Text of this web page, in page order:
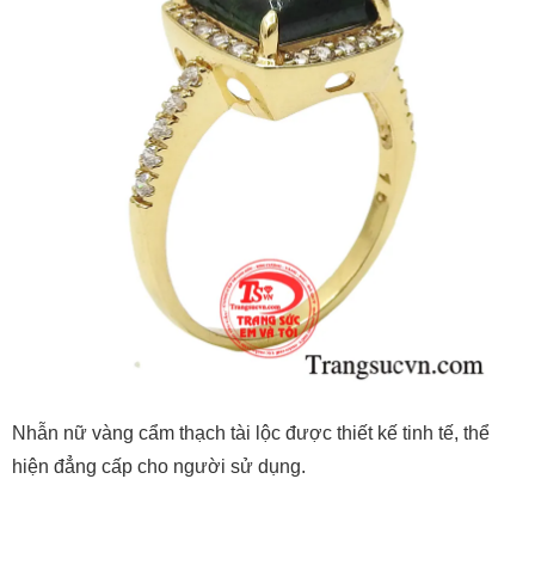
Nhẫn nữ vàng cẩm thạch tài lộc được thiết kế tinh tế, thể
hiện đẳng cấp cho người sử dụng.